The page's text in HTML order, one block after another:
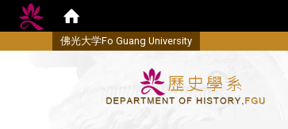
佛光大学Fo Guang University